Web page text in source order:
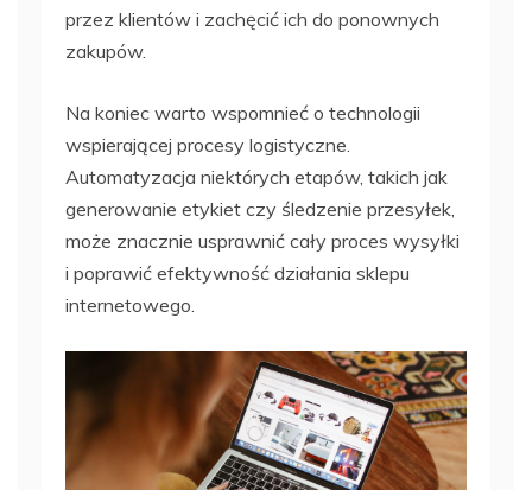
przez klientów i zachęcić ich do ponownych
zakupów.
Na koniec warto wspomnieć o technologii
wspierającej procesy logistyczne.
Automatyzacja niektórych etapów, takich jak
generowanie etykiet czy śledzenie przesyłek,
może znacznie usprawnić cały proces wysyłki
i poprawić efektywność działania sklepu
internetowego.